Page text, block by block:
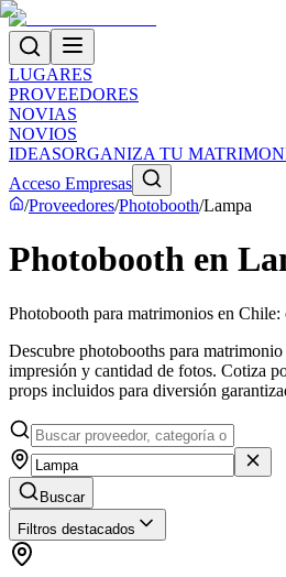
LUGARES
PROVEEDORES
NOVIAS
NOVIOS
IDEASORGANIZA TU
Acceso Empresas
/Proveedores/Photobooth/Lampa
Photobooth en
Photobooth para matrimonios en Chile:
Descubre photobooths para
impresión y cantidad de fotos. Cotiza
props incluidos para diversión
Buscar
Filtros destacados